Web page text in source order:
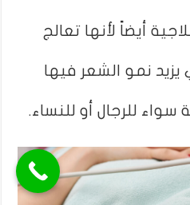
أيضاً لأنها تعالج
يزيد نمو الشعر فيها
للرجال أو للنساء.